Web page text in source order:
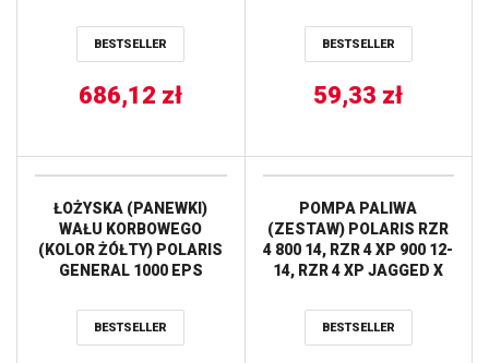
BESTSELLER
686,12 zł
BESTSELLER
59,33 zł
ŁOŻYSKA (PANEWKI)
WAŁU KORBOWEGO
(KOLOR ŻÓŁTY) POLARIS
GENERAL 1000 EPS
RZR RS1 1000 ’18-’21,
RZR S4 1000 ’20, RZR
BESTSELLER
POMPA PALIWA
(ZESTAW) POLARIS RZR
4 800 14, RZR 4 XP 900 12-
14, RZR 4 XP JAGGED X
RZR 570 EU 15-16, RZR
800 14, RZR S ALL BALLS
BESTSELLER